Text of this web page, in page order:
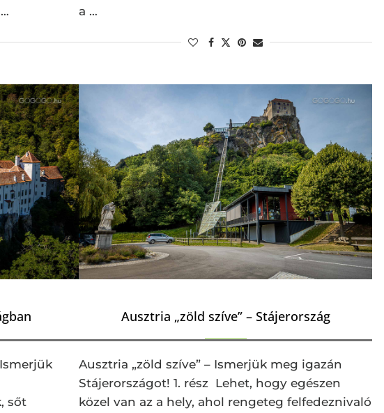
a …
sőt
Ausztria „zöld szíve” – Stájerország
Ausztria „zöld szíve” – Ismerjük meg igazán
Stájerországot! 1. rész Lehet, hogy egészen
közel van az a hely, ahol rengeteg felfedeznivaló